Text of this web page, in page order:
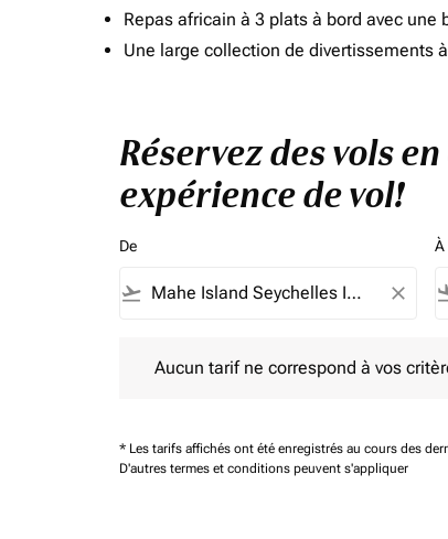
Repas africain à 3 plats à bord avec une
Une large collection de divertissements
Réservez des vols
expérience de vol!
De
flight_takeoff close
À
Aucun tarif ne correspond à vos
* Les tarifs affichés ont été enregistrés au cours des
D'autres termes et conditions peuvent s'appliquer